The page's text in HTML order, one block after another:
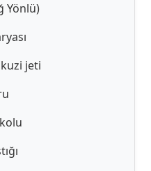
Yönlü)
jeti